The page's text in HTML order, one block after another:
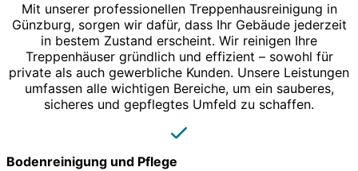
Mit unserer professionellen Treppenhausreinigung in
Günzburg, sorgen wir dafür, dass Ihr Gebäude jederzeit
in bestem Zustand erscheint. Wir reinigen Ihre
Treppenhäuser gründlich und effizient – sowohl für
private als auch gewerbliche Kunden. Unsere Leistungen
umfassen alle wichtigen Bereiche, um ein sauberes,
sicheres und gepflegtes Umfeld zu schaffen.
Bodenreinigung und Pflege